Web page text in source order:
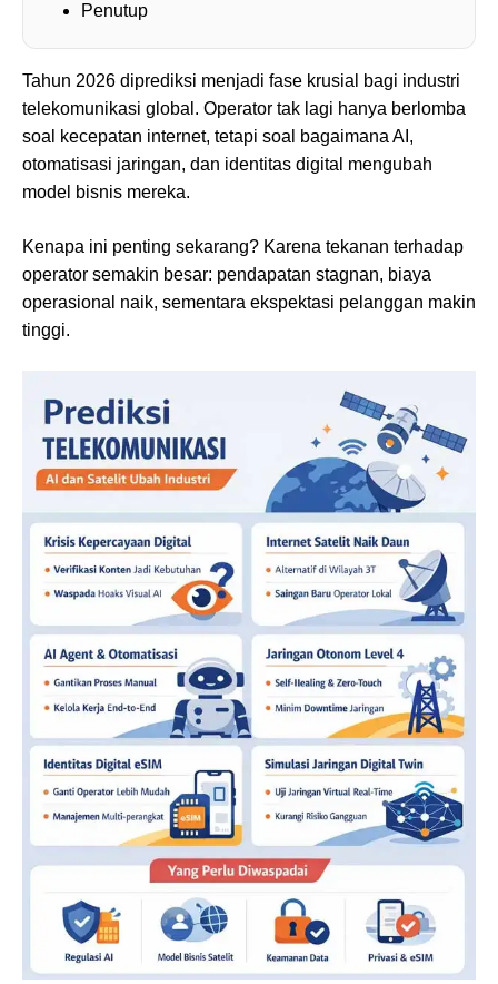
Penutup
Tahun 2026 diprediksi menjadi fase krusial bagi industri
telekomunikasi global. Operator tak lagi hanya berlomba
soal kecepatan internet, tetapi soal bagaimana AI,
otomatisasi jaringan, dan identitas digital mengubah
model bisnis mereka.
Kenapa ini penting sekarang? Karena tekanan terhadap
operator semakin besar: pendapatan stagnan, biaya
operasional naik, sementara ekspektasi pelanggan makin
tinggi.